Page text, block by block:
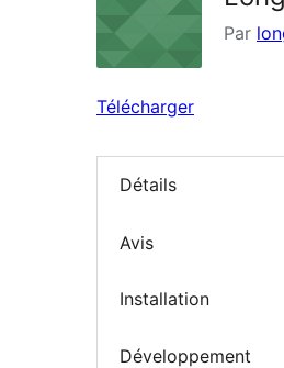
Par
Télécharger
Détails
Avis
Installation
Développement